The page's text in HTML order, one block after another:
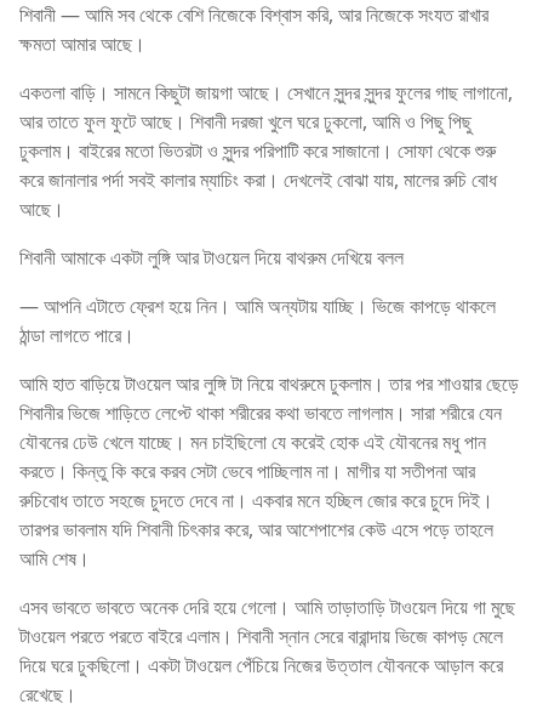
শিবানী — আমি সব থেকে বেশি নিজেকে বিশ্বাস করি, আর নিজেকে সংযত রাখার
ক্ষমতা আমার আছে।
একতলা বাড়ি। সামনে কিছুটা জায়গা আছে। সেখানে সুন্দর সুন্দর ফুলের গাছ লাগানো,
আর তাতে ফুল ফুটে আছে। শিবানী দরজা খুলে ঘরে ঢুকলো, আমি ও পিছু পিছু
ঢুকলাম। বাইরের মতো ভিতরটা ও সুন্দর পরিপাটি করে সাজানো। সোফা থেকে শুরু
করে জানালার পর্দা সবই কালার ম্যাচিং করা। দেখলেই বোঝা যায়, মালের রুচি বোধ
আছে।
শিবানী আমাকে একটা লুঙ্গি আর টাওয়েল দিয়ে বাথরুম দেখিয়ে বলল
— আপনি এটাতে ফ্রেশ হয়ে নিন। আমি অন্যটায় যাচ্ছি। ভিজে কাপড়ে থাকলে
ঠান্ডা লাগতে পারে।
আমি হাত বাড়িয়ে টাওয়েল আর লুঙ্গি টা নিয়ে বাথরুমে ঢুকলাম। তার পর শাওয়ার ছেড়ে
শিবানীর ভিজে শাড়িতে লেপ্টে থাকা শরীরের কথা ভাবতে লাগলাম। সারা শরীরে যেন
যৌবনের ঢেউ খেলে যাচ্ছে। মন চাইছিলো যে করেই হোক এই যৌবনের মধু পান
করতে। কিন্তু কি করে করব সেটা ভেবে পাচ্ছিলাম না। মাগীর যা সতীপনা আর
রুচিবোধ তাতে সহজে চুদতে দেবে না। একবার মনে হচ্ছিল জোর করে চুদে দিই।
তারপর ভাবলাম যদি শিবানী চিৎকার করে, আর আশেপাশের কেউ এসে পড়ে তাহলে
আমি শেষ।
এসব ভাবতে ভাবতে অনেক দেরি হয়ে গেলো। আমি তাড়াতাড়ি টাওয়েল দিয়ে গা মুছে
টাওয়েল পরতে পরতে বাইরে এলাম। শিবানী স্নান সেরে বারান্দায় ভিজে কাপড় মেলে
দিয়ে ঘরে ঢুকছিলো। একটা টাওয়েল পেঁচিয়ে নিজের উত্তাল যৌবনকে আড়াল করে
রেখেছে।